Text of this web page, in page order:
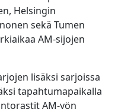
Helsingin
sekä Tumen
AM-sijojen
lisäksi sarjoissa
tapahtumapaikalla
AM-yön